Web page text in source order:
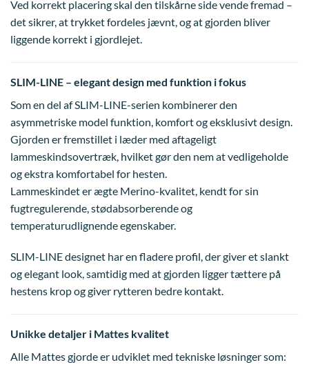
Ved korrekt placering skal den tilskårne side vende fremad –
det sikrer, at trykket fordeles jævnt, og at gjorden bliver
liggende korrekt i gjordlejet.
SLIM-LINE – elegant design med funktion i fokus
Som en del af SLIM-LINE-serien kombinerer den
asymmetriske model funktion, komfort og eksklusivt design.
Gjorden er fremstillet i læder med aftageligt
lammeskindsovertræk, hvilket gør den nem at vedligeholde
og ekstra komfortabel for hesten.
Lammeskindet er ægte Merino-kvalitet, kendt for sin
fugtregulerende, stødabsorberende og
temperaturudlignende egenskaber.
SLIM-LINE designet har en fladere profil, der giver et slankt
og elegant look, samtidig med at gjorden ligger tættere på
hestens krop og giver rytteren bedre kontakt.
Unikke detaljer i Mattes kvalitet
Alle Mattes gjorde er udviklet med tekniske løsninger som: